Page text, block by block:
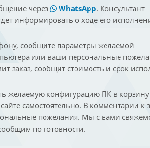
через
WhatsApp. Консультант
информировать о ходе его
сообщите параметры желаемой
или ваши персональные
заказ, сообщит стоимость и срок
желаемую конфигурацию ПК в
самостоятельно. В комментарии к
пожелания. Мы с вами
по готовности.